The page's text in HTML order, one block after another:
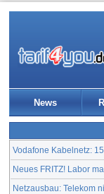
News
Vodafone Kabelnetz:
Neues FRITZ! Labor
Netzausbau: Telekom